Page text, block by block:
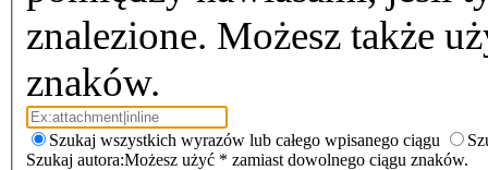
znalezione. Możesz także
znaków.
Szukaj wszystkich wyrazów lub całego wpisanego ciągu
Szukaj autora:Możesz użyć * zamiast dowolnego ciągu znaków.